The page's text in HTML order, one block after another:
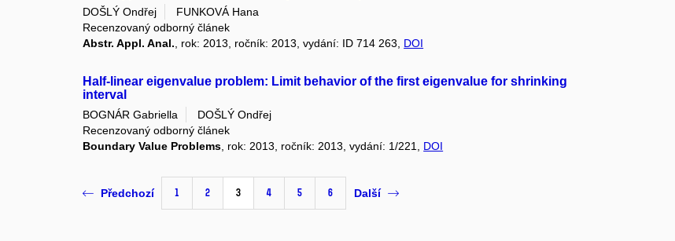
DOŠLÝ Ondřej
FUNKOVÁ Hana
Recenzovaný odborný článek
Abstr. Appl. Anal., rok: 2013, ročník: 2013, vydání: ID 714 263, DOI
Half-linear eigenvalue problem: Limit behavior of the first eigenvalue for shrinking
interval
BOGNÁR Gabriella
DOŠLÝ Ondřej
Recenzovaný odborný článek
Boundary Value Problems , rok: 2013, ročník: 2013, vydání: 1/221, DOI
Předchozí 1 2 3 4 5 6 Další